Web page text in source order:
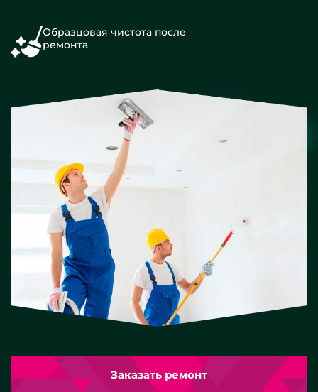
Образцовая чистота после
ремонта
Заказать ремонт